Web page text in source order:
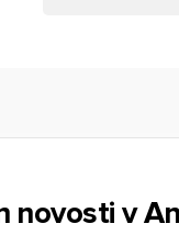
novosti v